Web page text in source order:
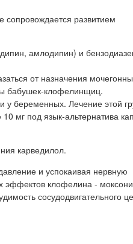
сопровождается развитием
амлодипин) и
от назначения
бабушек-клофелинщиц.
у беременных. Лечение этой
мг под язык-альтернатива
карведилол.
и успокаивая нервную
клофелина -
сосудодвигательного